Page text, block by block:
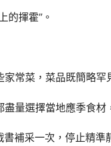
的揮霍”。
常菜，菜品既簡略罕
量選擇當地應季食材
補采一次，停止精